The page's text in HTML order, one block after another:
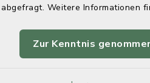
Weitere Informationen
Zur Kenntnis
BIC: